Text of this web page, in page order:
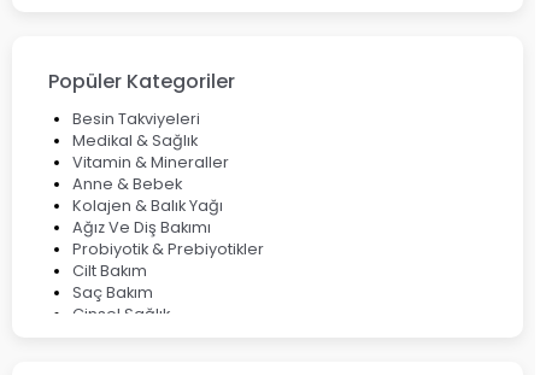
Çözüm Yolları
Bocavirüs Enfeksiyonu Hakkında Bilmeniz Gerekenler
Deep Flex Topraklama Matı Nedir? Detaylı Rehber
Mumiyo Nedir? Faydaları ve Kullanım Alanları Nelerdir?
Popüler Kategoriler
Besin Takviyeleri
Medikal & Sağlık
Vitamin & Mineraller
Anne & Bebek
Kolajen & Balık Yağı
Ağız Ve Diş Bakımı
Probiyotik & Prebiyotikler
Cilt Bakım
Saç Bakım
Cinsel Sağlık